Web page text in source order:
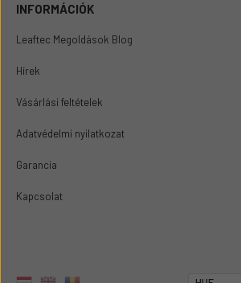
INFORMÁCIÓK
Leaftec Megoldások Blog
Hírek
Vásárlási feltételek
Adatvédelmi nyilatkozat
Garancia
Kapcsolat